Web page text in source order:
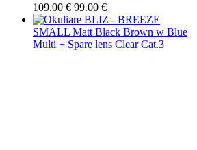
109.00€ Pôvodná
cena
bola:
109.00 €.
99.00 €Aktuálna
cena
je:
99.00 €.